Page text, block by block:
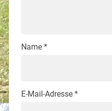
Name *
E-Mail-Adresse *